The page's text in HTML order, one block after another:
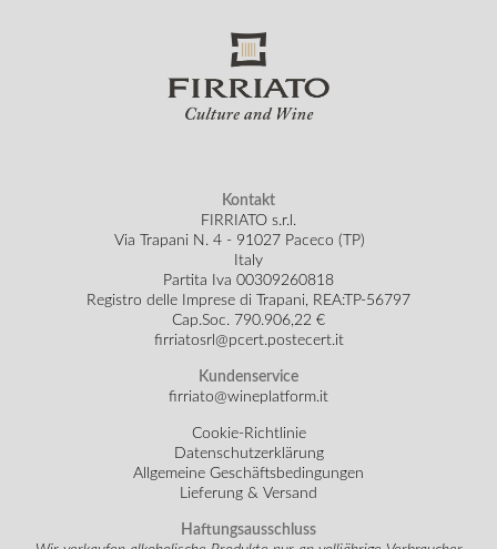
Kontakt
FIRRIATO s.r.l.
Via Trapani N. 4 - 91027 Paceco (TP)
Italy
Partita Iva 00309260818
Registro delle Imprese di Trapani, REA:TP-56797
Cap.Soc. 790.906,22 €
firriatosrl@pcert.postecert.it
Kundenservice
firriato@wineplatform.it
Cookie-Richtlinie
Datenschutzerklärung
Allgemeine Geschäftsbedingungen
Lieferung & Versand
Haftungsausschluss